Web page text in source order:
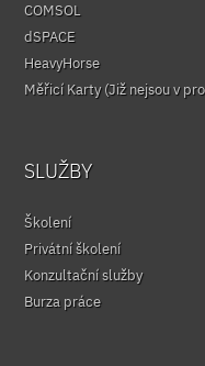
COMSOL
dSPACE
HeavyHorse
Měřicí Karty (Již nejsou v
SLUŽBY
Školení
Privátní školení
Konzultační služby
Burza práce